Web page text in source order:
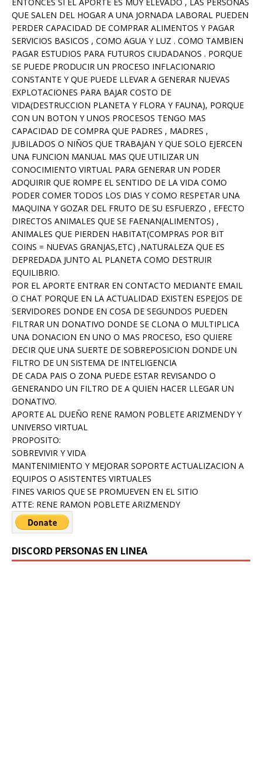
QUE SALEN DEL HOGAR A UNA JORNADA LABORAL PUEDEN
PERDER CAPACIDAD DE COMPRAR ALIMENTOS Y PAGAR
SERVICIOS BASICOS , COMO AGUA Y LUZ . COMO TAMBIEN
PAGAR ESTUDIOS PARA FUTUROS CIUDADANOS . PORQUE
SE PUEDE PRODUCIR UN PROCESO INFLACIONARIO
CONSTANTE Y QUE PUEDE LLEVAR A GENERAR NUEVAS
EXPLOTACIONES PARA BAJAR COSTO DE
VIDA(DESTRUCCION PLANETA Y FLORA Y FAUNA), PORQUE
CON UN BOTON Y UNOS PROCESOS TENGO MAS
CAPACIDAD DE COMPRA QUE PADRES , MADRES ,
JUBILADOS O NIÑOS QUE TRABAJAN Y QUE SOLO EJERCEN
UNA FUNCION MANUAL MAS QUE UTILIZAR UN
CONOCIMIENTO VIRTUAL PARA GENERAR UN PODER
ADQUIRIR QUE ROMPE EL SENTIDO DE LA VIDA COMO
PODER COMER TODOS LOS DIAS Y COMO RESPETAR UNA
MAQUINA Y GOZAR DEL FRUTO DE SU ESFUERZO , EFECTO
DIRECTOS ANIMALES QUE SE FAENAN(ALIMENTOS) ,
ANIMALES QUE PIERDEN HABITAT(COMPRAS POR BIT
COINS = NUEVAS GRANJAS,ETC) ,NATURALEZA QUE ES
DEPREDADA JUNTO AL PLANETA COMO DESTRUIR
EQUILIBRIO.
POR EL APORTE ENTRAR EN CONTACTO MEDIANTE EMAIL
O CHAT PORQUE EN LA ACTUALIDAD EXISTEN ESPEJOS DE
SERVIDORES DONDE EN COSA DE SEGUNDOS PUEDEN
FILTRAR UN DONATIVO DONDE SE CLONA O MULTIPLICA
UNA DONACION EN UNO O MAS PROCESO, ESO QUIERE
DECIR QUE UNA SUERTE DE SOBREPOSICION DONDE UN
FILTRO DE UN SISTEMA DE INTELIGENCIA
DE CADA PAIS O ZONA PUEDE ESTAR REVISANDO O
GENERANDO UN FILTRO DE A QUIEN HACER LLEGAR UN
DONATIVO.
APORTE AL DUEÑO RENE RAMON POBLETE ARIZMENDY Y
UNIVERSO VIRTUAL
PROPOSITO:
SOBREVIVIR Y VIDA
MANTENIMIENTO Y MEJORAR SOPORTE ACTUALIZACION A
EQUIPOS O ASISTENTES VIRTUALES
FINES VARIOS QUE SE PROMUEVEN EN EL SITIO
ATTE: RENE RAMON POBLETE ARIZMENDY
DISCORD PERSONAS EN LINEA